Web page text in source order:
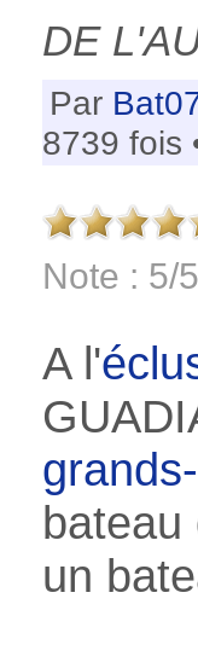
DE
Par
8739 fois
Note : 5/
A l'
bateau
un